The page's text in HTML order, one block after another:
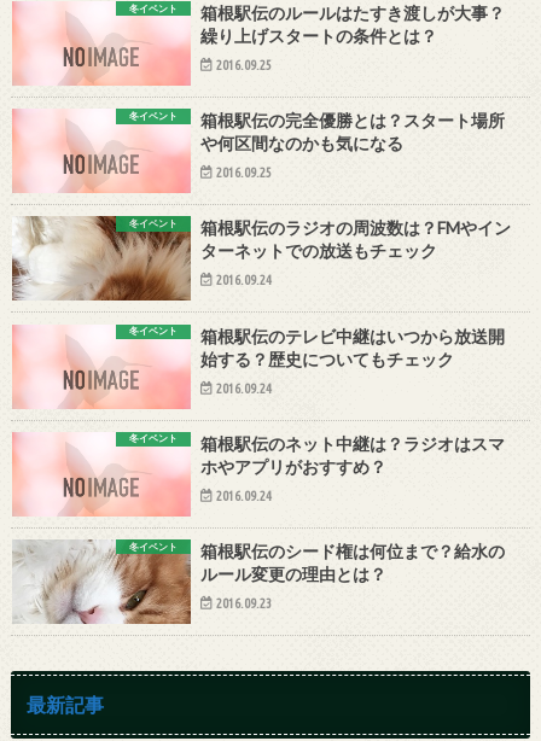
冬イベント
箱根駅伝のルールはたすき渡しが大事？
繰り上げスタートの条件とは？
2016.09.25
冬イベント
箱根駅伝の完全優勝とは？スタート場所
や何区間なのかも気になる
2016.09.25
冬イベント
箱根駅伝のラジオの周波数は？FMやイン
ターネットでの放送もチェック
2016.09.24
冬イベント
箱根駅伝のテレビ中継はいつから放送開
始する？歴史についてもチェック
2016.09.24
冬イベント
箱根駅伝のネット中継は？ラジオはスマ
ホやアプリがおすすめ？
2016.09.24
冬イベント
箱根駅伝のシード権は何位まで？給水の
ルール変更の理由とは？
2016.09.23
最新記事